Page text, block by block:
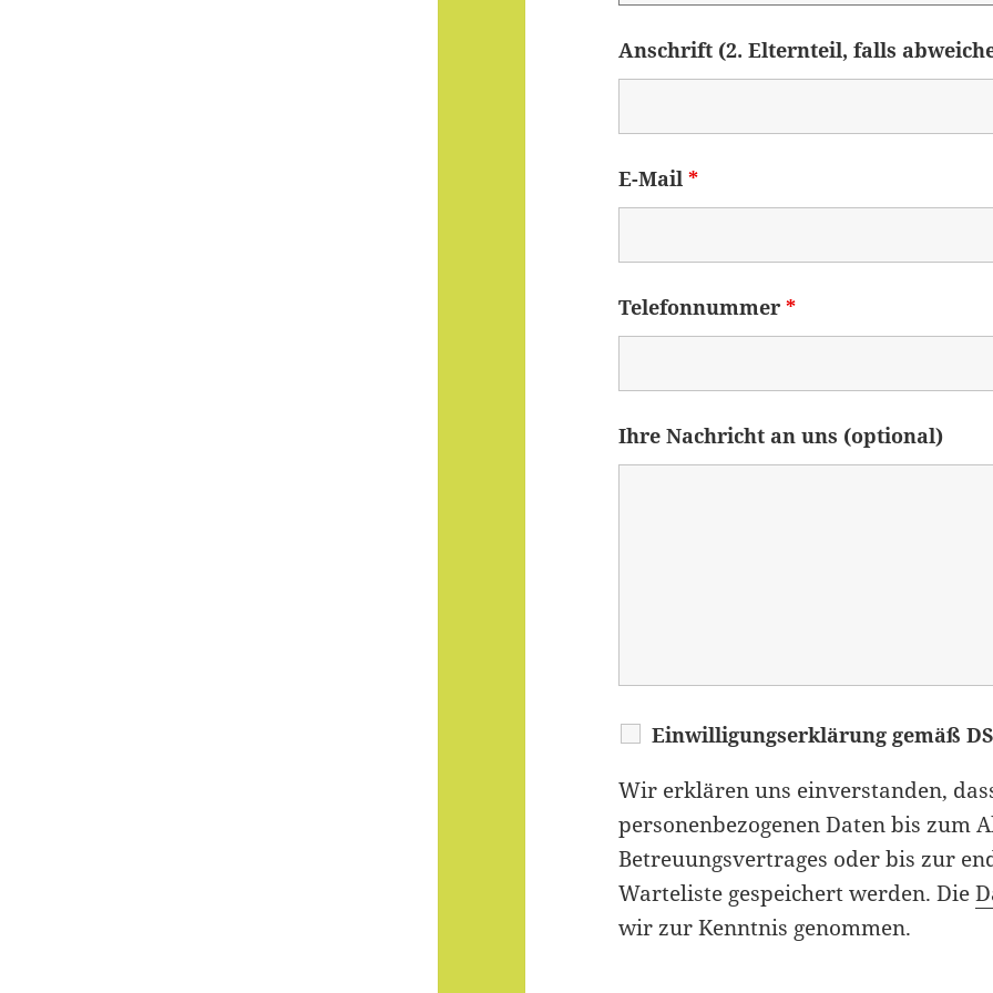
Anschrift (2. Elternteil, falls
E-Mail*
Telefonnummer*
Ihre Nachricht an uns (optional)
Einwilligungserklärung gemäß
Wir erklären uns einverstanden,
personenbezogenen Daten bis zum
Betreuungsvertrages oder bis zur
Warteliste gespeichert werden. Die
wir zur Kenntnis genommen.